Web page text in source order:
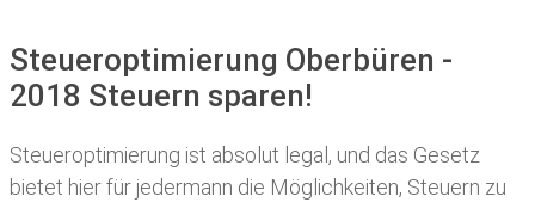
Steueroptimierung Oberbüren -
2018 Steuern sparen!
Steueroptimierung ist absolut legal, und das Gesetz
bietet hier für jedermann die Möglichkeiten, Steuern zu